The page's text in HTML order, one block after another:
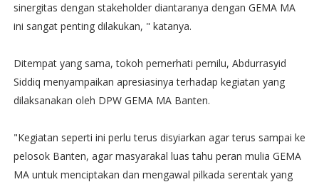
sinergitas dengan stakeholder diantaranya dengan GEMA MA
ini sangat penting dilakukan, " katanya.
Ditempat yang sama, tokoh pemerhati pemilu, Abdurrasyid
Siddiq menyampaikan apresiasinya terhadap kegiatan yang
dilaksanakan oleh DPW GEMA MA Banten.
"Kegiatan seperti ini perlu terus disyiarkan agar terus sampai ke
pelosok Banten, agar masyarakal luas tahu peran mulia GEMA
MA untuk menciptakan dan mengawal pilkada serentak yang